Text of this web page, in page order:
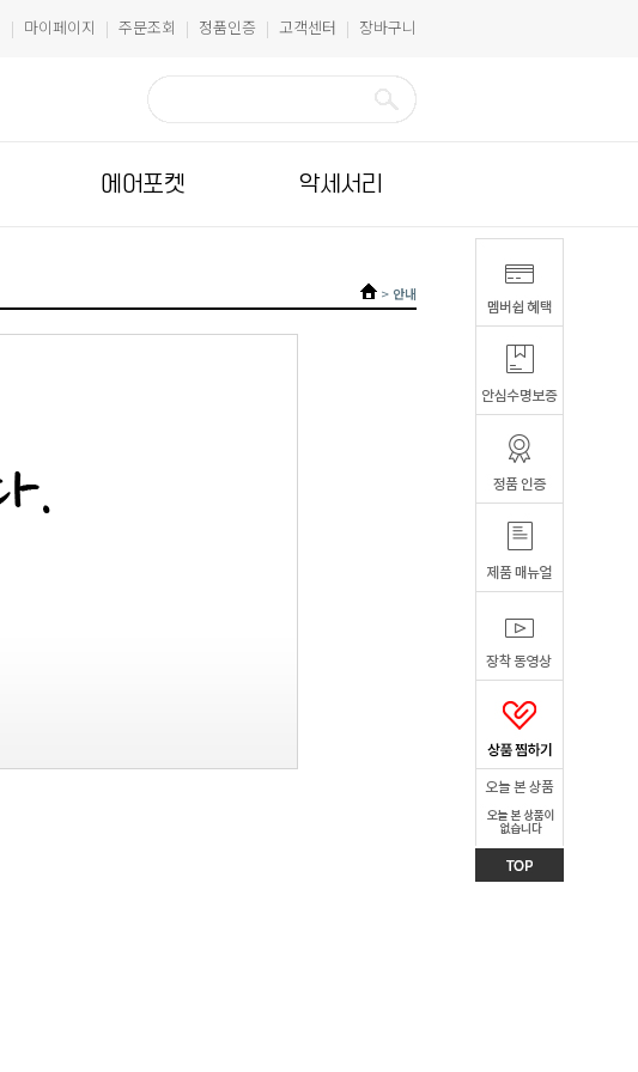
| 마이페이지 | 주문조회 | 정품인증 | 고객센터 | 장바구니
에어포켓 악세서리
> 안내